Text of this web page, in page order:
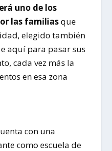
uno de los
las familiasque
elegido también
aquí para pasar sus
cada vez más la
en esa zona
con una
como escuela de